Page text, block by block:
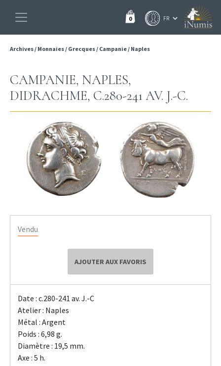
0
Archives/ Monnaies/ Grecques/ Campanie/ Naples
CAMPANIE, NAPLES,
DIDRACHME, C.280-241 AV. J.-C.
Vendu
AJOUTER AUX FAVORIS
Date : c.280-241 av. J.-C
Atelier : Naples
Métal : Argent
Poids : 6,98 g.
Diamètre : 19,5 mm.
Axe : 5 h.